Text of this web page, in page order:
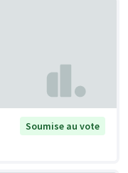
Soumise au vote